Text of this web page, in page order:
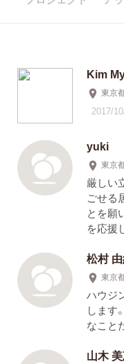
Kim
東京
2017/
yuki
東京
厳しい
ごせる
とを願
を応援
松村
東京
ハウジ
します
なこと
山木